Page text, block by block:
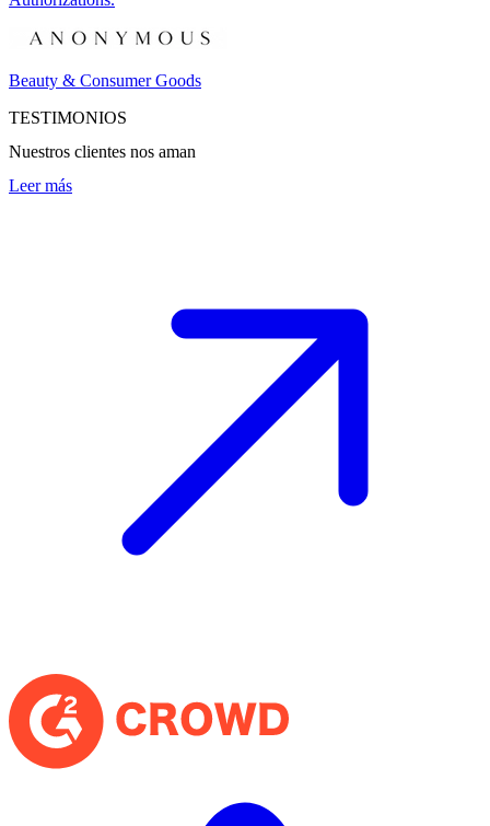
Beauty & Consumer Goods
TESTIMONIOS
Nuestros clientes nos aman
Leer más